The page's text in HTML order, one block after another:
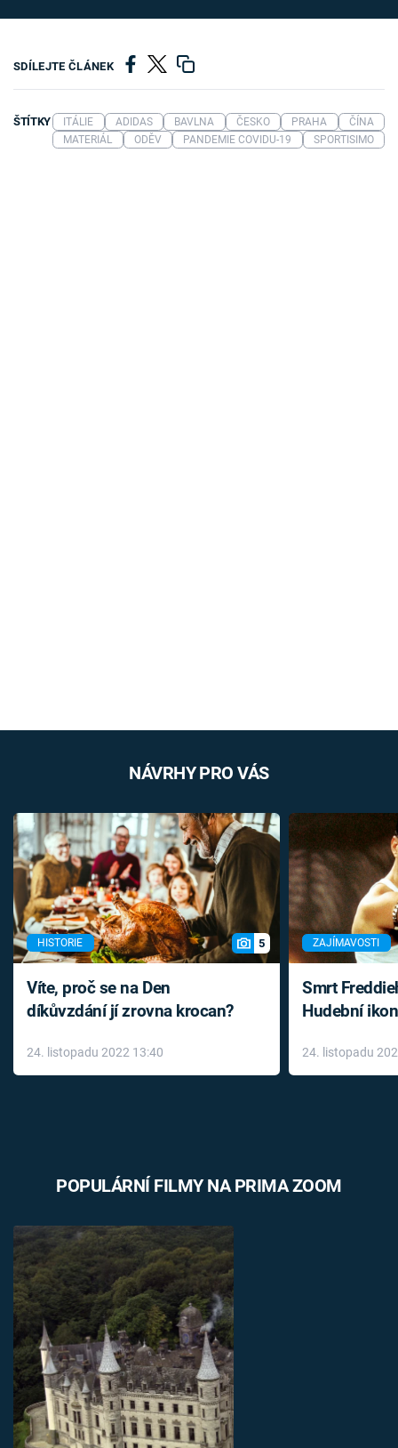
SDÍLEJTE ČLÁNEK
ŠTÍTKY ITÁLIE ADIDAS BAVLNA ČESKO PRAHA
ČÍNA
MATERIÁL
ODĚV PANDEMIE COVIDU-19 SPORTISIMO
NÁVRHY PRO VÁS
HISTORIE 5
Víte, proč se na Den
díkůvzdání jí zrovna krocan?
24. listopadu 2022 13:40
ZAJÍMAVOSTI
Smrt
Hudební
léky
24. listopadu
POPULÁRNÍ FILMY NA PRIMA ZOOM